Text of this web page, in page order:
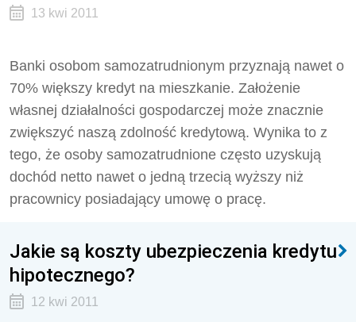
13 kwi 2011
Banki osobom samozatrudnionym przyznają nawet o
70% większy kredyt na mieszkanie. Założenie
własnej działalności gospodarczej może znacznie
zwiększyć naszą zdolność kredytową. Wynika to z
tego, że osoby samozatrudnione często uzyskują
dochód netto nawet o jedną trzecią wyższy niż
pracownicy posiadający umowę o pracę.
Jakie są koszty ubezpieczenia kredytu
hipotecznego?
12 kwi 2011